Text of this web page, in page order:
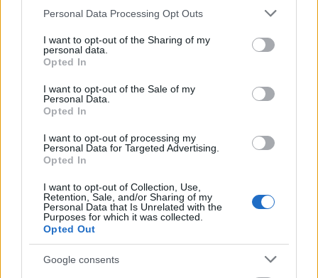
Please note that this website/app uses one or more Google
not limited to your visit or usage behaviour. You may click to
grant or deny consent to Google and its third-party tags to
use your data for below specified purposes in below Google
consent section.
Personal Data Processing Opt Outs
I want to opt-out of the Sharing of my
personal data.
Opted In
I want to opt-out of the Sale of my
Personal Data.
Opted In
I want to opt-out of processing my
Personal Data for Targeted Advertising.
Opted In
I want to opt-out of Collection, Use,
Retention, Sale, and/or Sharing of my
Personal Data that Is Unrelated with the
Purposes for which it was collected.
Opted Out
Google consents
"A Spíler nem a valóság. Sajnos."-tette hozzá.
A film hazai bemutatója: 2009. január 1.
Film
SZEMBE MERSZ NÉZNI AZZAL, AKIVÉ
VÁLHATTÁL VOLNA?